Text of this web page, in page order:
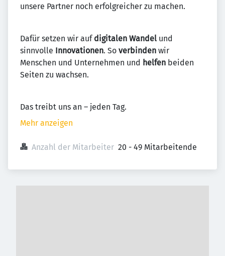
unsere Partner noch erfolgreicher zu machen.
Dafür setzen wir aufdigitalen Wandel und
sinnvolle Innovationen. So verbinden wir
Menschen und Unternehmen und helfen beiden
Seiten zu wachsen.
Das treibt uns an – jeden Tag.
Mehr anzeigen
Anzahl der Mitarbeiter 20 - 49 Mitarbeitende